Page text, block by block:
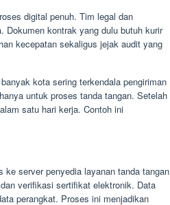
digital penuh. Tim legal dan
Dokumen kontrak yang dulu butuh kurir
kecepatan sekaligus jejak audit yang
kota sering terkendala pengiriman
untuk proses tanda tangan. Setelah
satu hari kerja. Contoh ini
server penyedia layanan tanda tangan
verifikasi sertifikat elektronik. Data
perangkat. Proses ini menjadikan